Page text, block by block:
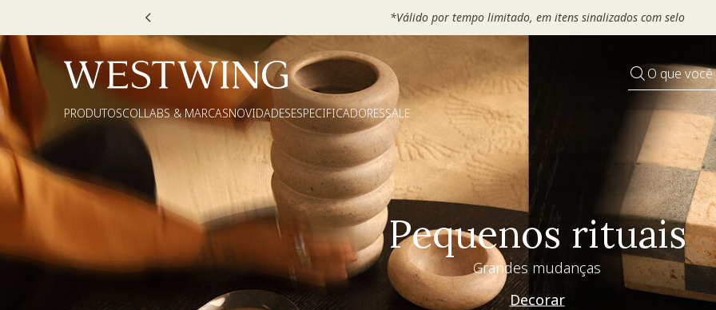
*Válido por tempo limitado, em itens sinalizados com selo
O que
PRODUTOSCOLLABS & MARCASNOVIDADESESPECIFICADORESSALE
Pequenos rituais
Grandes mudanças
Decorar